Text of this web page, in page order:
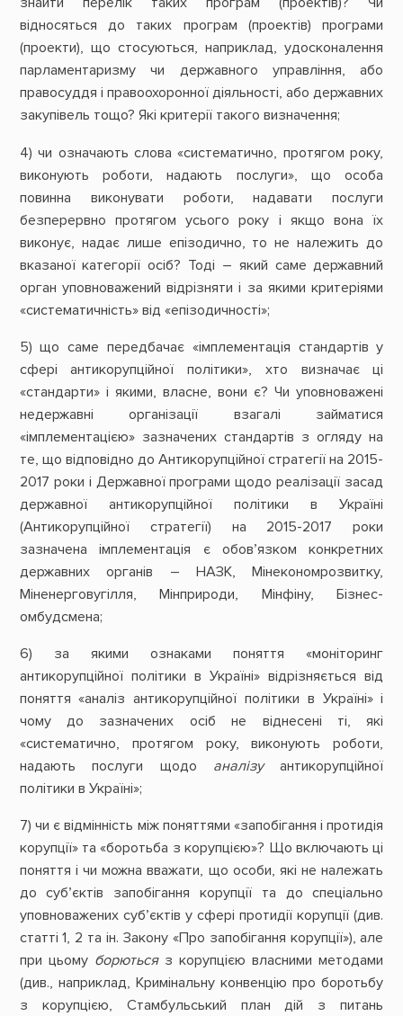
відносяться до таких програм (проектів) програми
(проекти), що стосуються, наприклад, удосконалення
парламентаризму чи державного управління, або
правосуддя і правоохоронної діяльності, або державних
закупівель тощо? Які критерії такого визначення;
4) чи означають слова «систематично, протягом року,
виконують роботи, надають послуги», що особа
повинна виконувати роботи, надавати послуги
безперервно протягом усього року і якщо вона їх
виконує, надає лише епізодично, то не належить до
вказаної категорії осіб? Тоді – який саме державний
орган уповноважений відрізняти і за якими критеріями
«систематичність» від «епізодичності»;
5) що саме передбачає «імплементація стандартів у
сфері антикорупційної політики», хто визначає ці
«стандарти» і якими, власне, вони є? Чи уповноважені
недержавні організації взагалі займатися
«імплементацією» зазначених стандартів з огляду на
те, що відповідно до Антикорупційної стратегії на 2015-
2017 роки і Державної програми щодо реалізації засад
державної антикорупційної політики в Україні
(Антикорупційної стратегії) на 2015-2017 роки
зазначена імплементація є обов’язком конкретних
державних органів – НАЗК, Мінекономрозвитку,
Міненерговугілля, Мінприроди, Мінфіну, Бізнес-
омбудсмена;
6) за якими ознаками поняття «моніторинг
антикорупційної політики в Україні» відрізняється від
поняття «аналіз антикорупційної політики в Україні» і
чому до зазначених осіб не віднесені ті, які
«систематично, протягом року, виконують роботи,
надають послуги щодо аналізуантикорупційної
політики в Україні»;
7) чи є відмінність між поняттями «запобігання і протидія
корупції» та «боротьба з корупцією»? Що включають ці
поняття і чи можна вважати, що особи, які не належать
до суб’єктів запобігання корупції та до спеціально
уповноважених суб’єктів у сфері протидії корупції (див.
статті 1, 2 та ін. Закону «Про запобігання корупції»), але
при цьому борютьсяз корупцією власними методами
(див., наприклад, Кримінальну конвенцію про боротьбу
з корупцією, Стамбульський план дій з питань